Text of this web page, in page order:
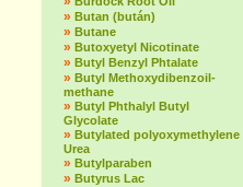
» Butan (bután)
» Butane
» Butoxyetyl Nicotinate
» Butyl Benzyl Phtalate
» Butyl Methoxydibenzoil-
methane
» Butyl Phthalyl Butyl
Glycolate
» Butylated polyoxymethylene
Urea
» Butylparaben
» Butyrus Lac